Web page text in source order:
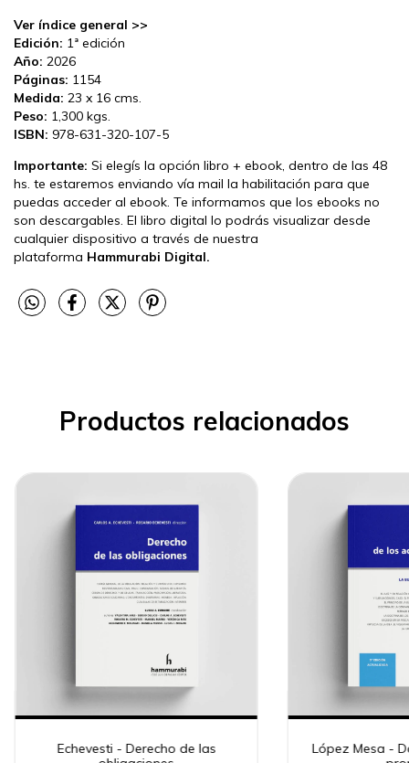
Ver índice general >>
Edición: 1ª edición
Año: 2026
Páginas: 1154
Medida: 23 x 16 cms.
Peso: 1,300 kgs.
ISBN: 978-631-320-107-5
Importante: Si elegís la opción libro + ebook, dentro de las 48
hs. te estaremos enviando vía mail la habilitación para que
puedas acceder al ebook. Te informamos que los ebooks no
son descargables. El libro digital lo podrás visualizar desde
cualquier dispositivo a través de nuestra
plataforma Hammurabi Digital.
Productos relacionados
Echevesti - Derecho de las
López Mesa -